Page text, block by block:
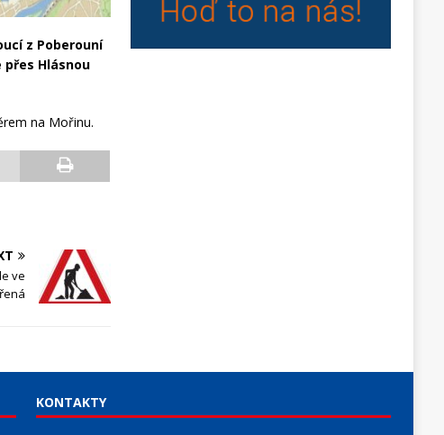
z Poberouní
Hlásnou
na Mořinu.
ve
KONTAKTY